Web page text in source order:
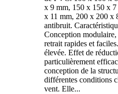
x 9 mm, 150 x 150 x
x 11 mm, 200 x 200 x
antibruit.
Conception
retrait rapides et
élevée. Effet de
particulièrement
conception de la
différentes conditions
vent. Elle...